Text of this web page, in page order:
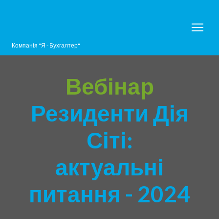
Компанія "Я - Бухгалтер"
Вебінар
Резиденти Дія
Сіті:
актуальні
питання - 2024